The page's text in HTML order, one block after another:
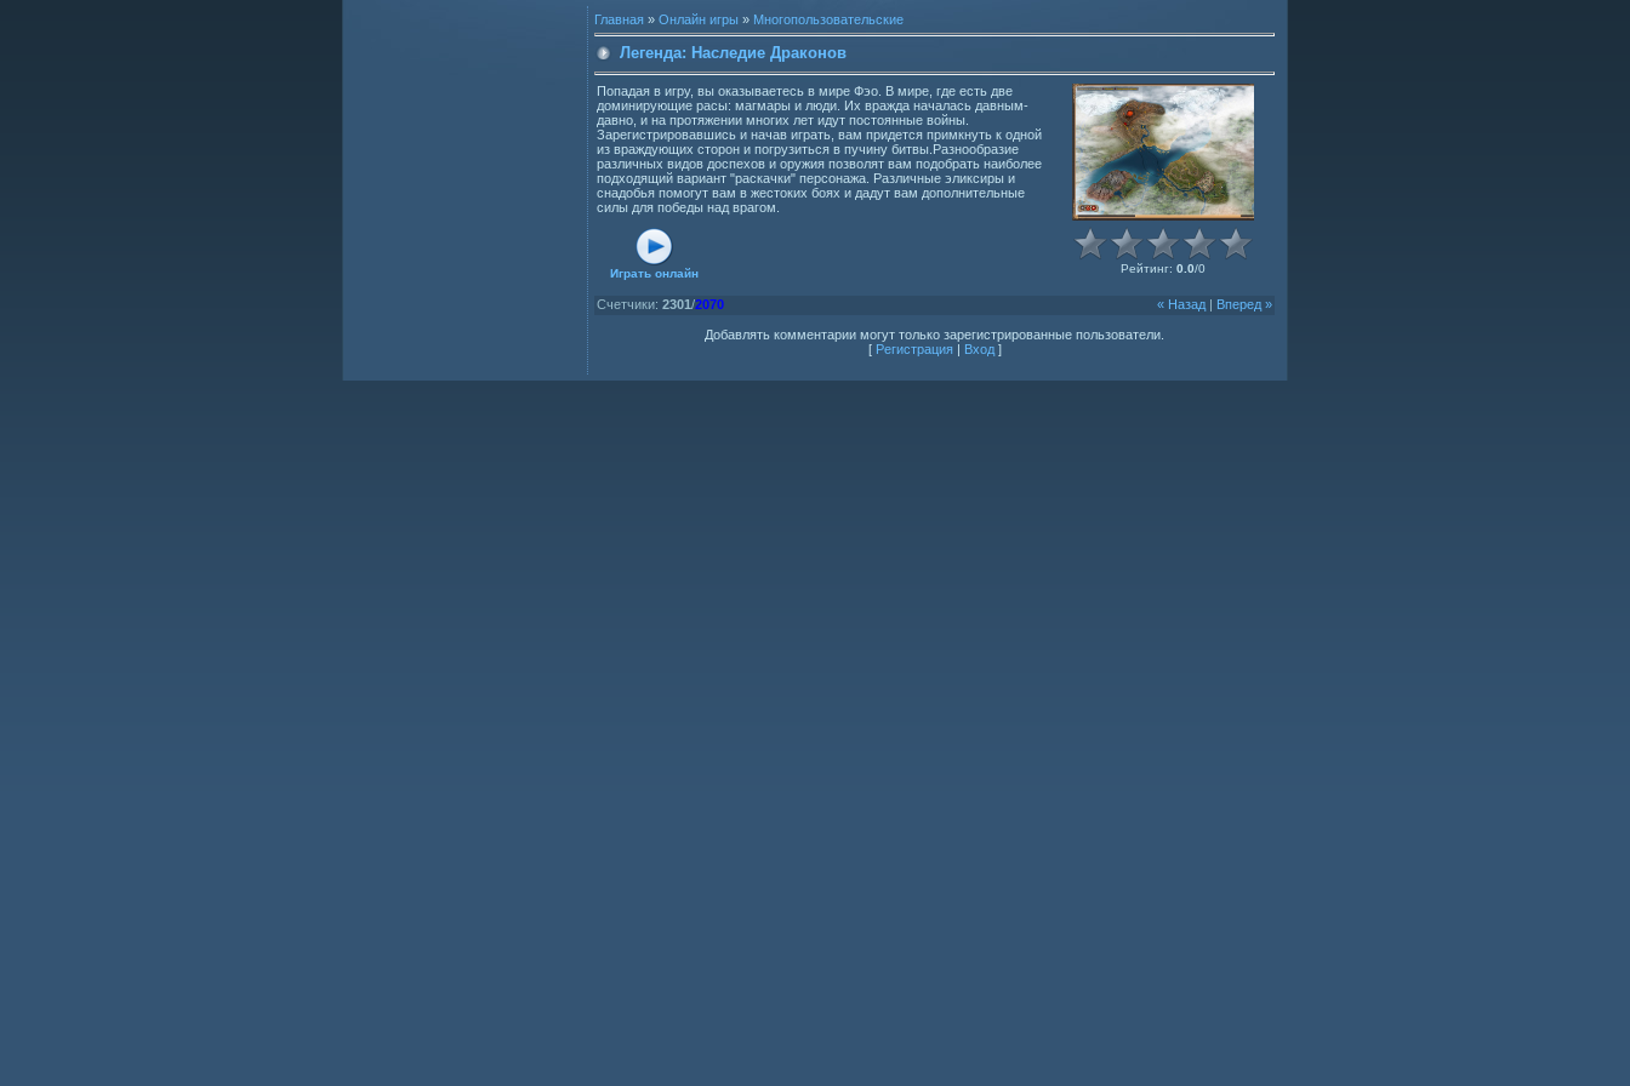
Главная » Онлайн игры » Многопользовательские
Легенда: Наследие Драконов
Попадая в игру, вы оказываетесь в мире Фэо. В мире, где есть две
доминирующие расы: магмары и люди. Их вражда началась давным-
давно, и на протяжении многих лет идут постоянные войны.
Зарегистрировавшись и начав играть, вам придется примкнуть к одной
из враждующих сторон и погрузиться в пучину битвы.Разнообразие
различных видов доспехов и оружия позволят вам подобрать наиболее
подходящий вариант "раскачки" персонажа. Различные эликсиры и
снадобья помогут вам в жестоких боях и дадут вам дополнительные
силы для победы над врагом.
Играть онлайн Рейтинг: 0.0/0
« Назад Вперед »
Счетчики: 2301 /2070
Добавлять комментарии могут только зарегистрированные пользователи.
[ Регистрация| Вход]